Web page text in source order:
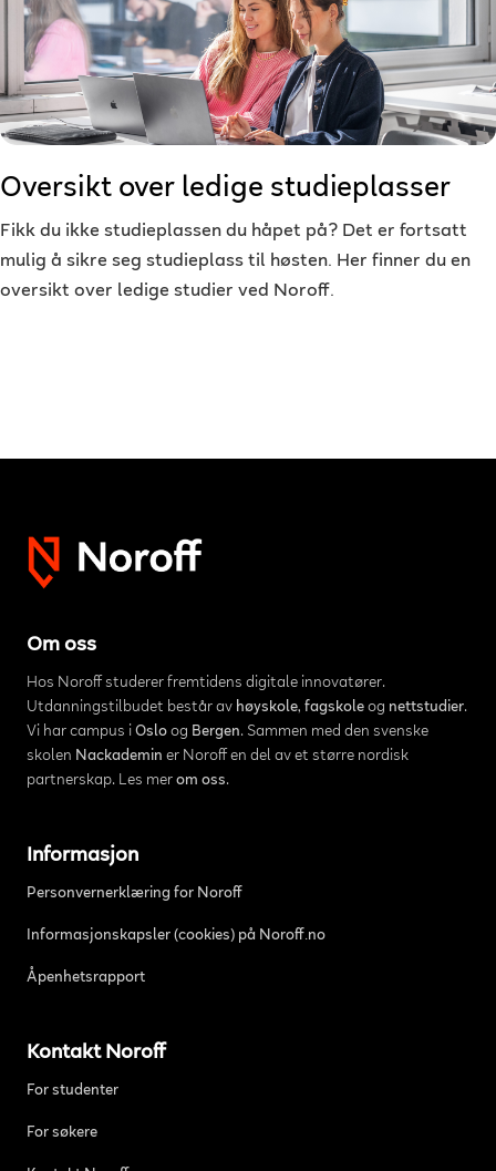
Oversikt over ledige studieplasser
Fikk du ikke studieplassen du håpet på? Det er fortsatt
mulig å sikre seg studieplass til høsten. Her finner du en
oversikt over ledige studier ved Noroff.
Om oss
Hos Noroff studerer fremtidens digitale innovatører.
Utdanningstilbudet består av høyskole, fagskoleog nettstudier.
Vi har campus i Osloog Bergen. Sammen med den svenske
skolen Nackademin er Noroff en del av et større nordisk
partnerskap. Les mer om oss.
Informasjon
Personvernerklæring for Noroff
Informasjonskapsler (cookies) på Noroff.no
Åpenhetsrapport
Kontakt Noroff
For studenter
For søkere